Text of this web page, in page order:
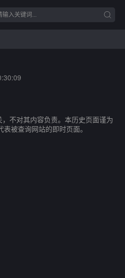
不对其内容负责。本历史页面谨为
被查询网站的即时页面。